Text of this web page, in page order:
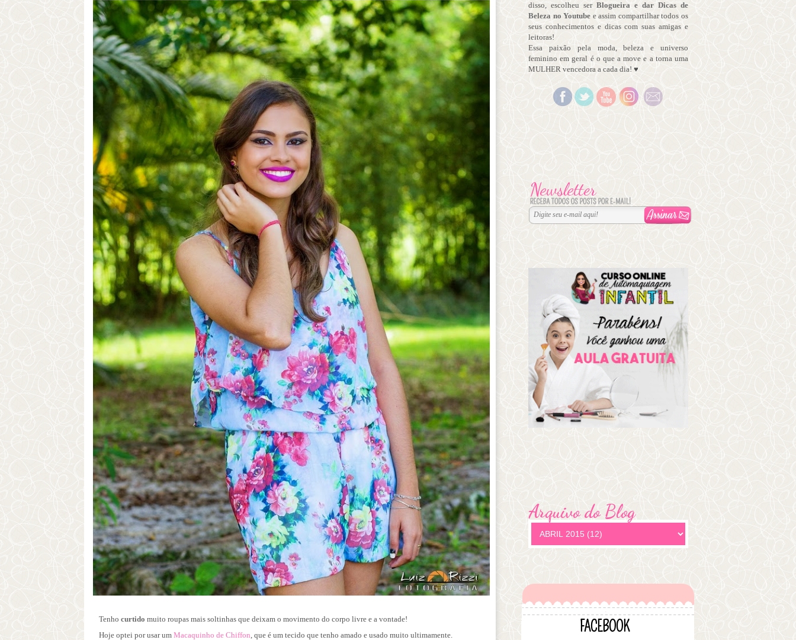
Tenho curtido muito roupas mais soltinhas que deixam o movimento do corpo livre e a vontade!
Hoje optei por usar um Macaquinho de Chiffon, que é um tecido que tenho amado e usado muito ultimamente.
disso, escolheu ser Blogueira e dar Dicas de
Beleza no Youtube e assim compartilhar todos os
seus conhecimentos e dicas com suas amigas e
leitoras!
Essa paixão pela moda, beleza e universo
feminino em geral é o que a move e a torna uma
MULHER vencedora a cada dia! ♥
Arquivo do Blog
FACEBOOK